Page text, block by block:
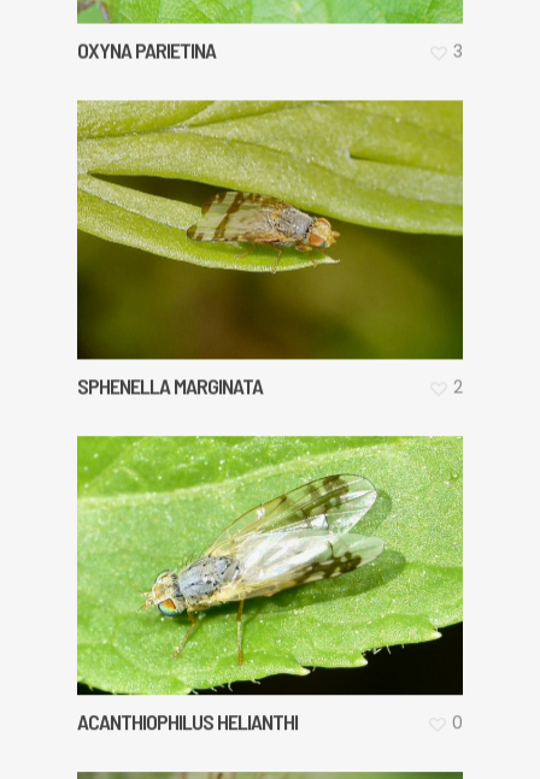
OXYNA PARIETINA 3
SPHENELLA MARGINATA 2
ACANTHIOPHILUS HELIANTHI 0